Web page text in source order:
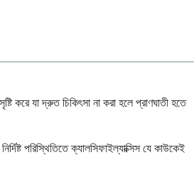
করে যা দ্রুত চিকিৎসা না করা হলে প্রাণঘাতী হতে
পরিস্থিতিতে ক্যালসিফাইল্যাক্সিস যে কাউকেই